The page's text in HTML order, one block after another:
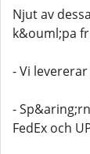
Njut av
k&ouml;pa
- Vi
-
FedEx och